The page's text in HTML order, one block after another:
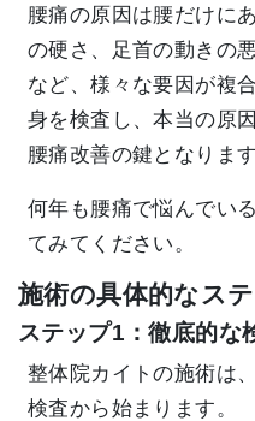
腰痛の原因は腰だけに
の硬さ、足首の動きの
など、様々な要因が複
身を検査し、本当の原
腰痛改善の鍵となります
何年も腰痛で悩んでい
てみてください。
施術の具体的なス
ステップ1：徹底的な
整体院カイトの施術は
検査から始まります。